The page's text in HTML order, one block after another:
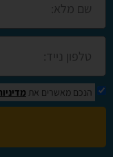
הנכם מאשרים את